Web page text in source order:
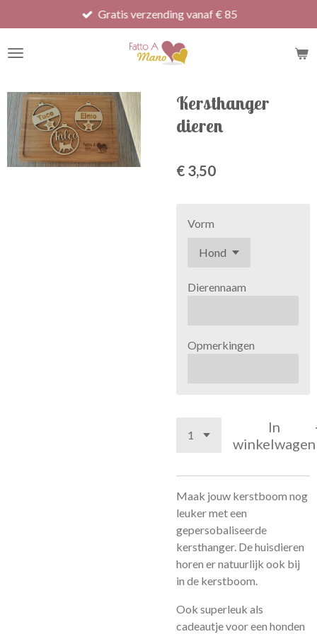
direct
naar
Gratis verzending vanaf € 85
Kersthanger
dieren
€ 3,50
Vorm
Dierennaam
Opmerkingen
In
winkelwagen
Maak jouw kerstboom nog
leuker met een
gepersobaliseerde
kersthanger. De huisdieren
horen er natuurlijk ook bij
in de kerstboom.
Ook superleuk als
cadeautje voor een honden